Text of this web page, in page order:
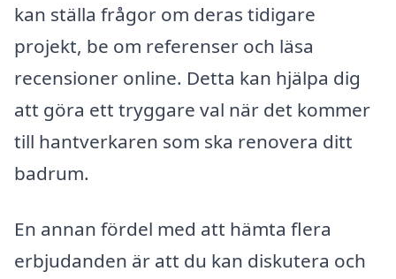
kan ställa frågor om deras tidigare
projekt, be om referenser och läsa
recensioner online. Detta kan hjälpa dig
att göra ett tryggare val när det kommer
till hantverkaren som ska renovera ditt
badrum.
En annan fördel med att hämta flera
erbjudanden är att du kan diskutera och